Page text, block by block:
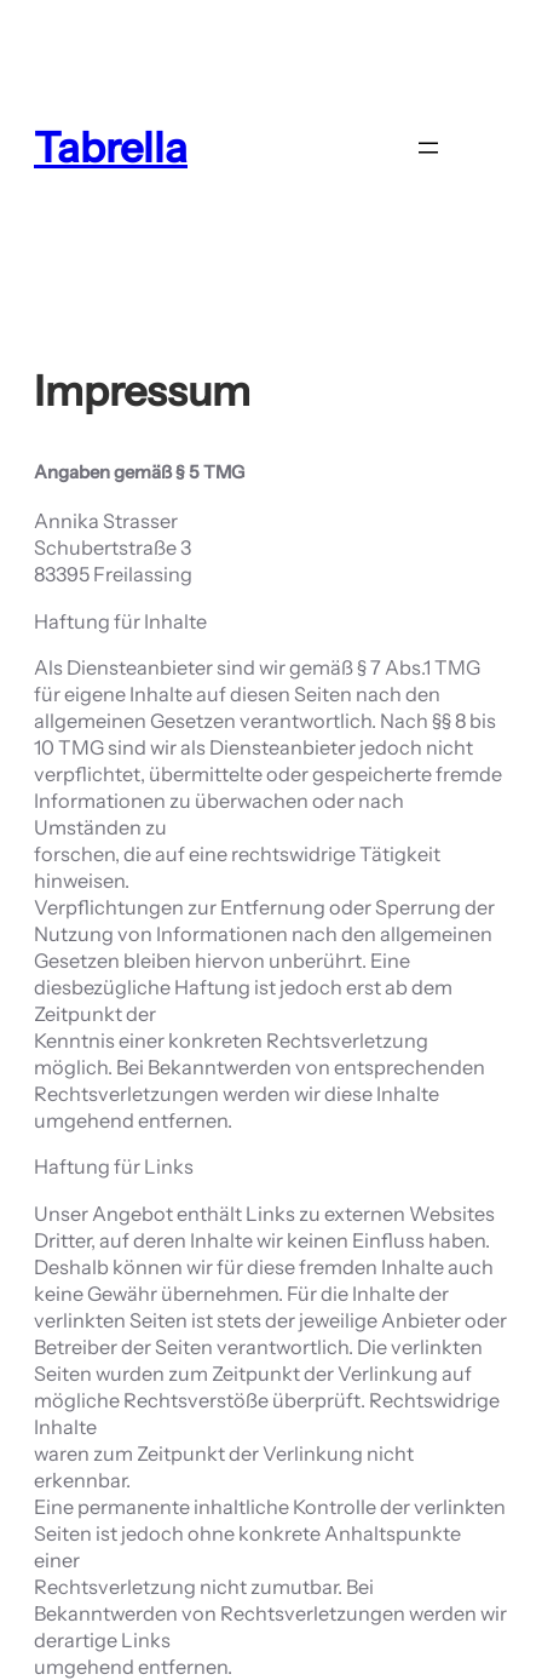
Tabrella
Impressum
Angaben gemäß § 5 TMG
Annika Strasser
Schubertstraße 3
83395 Freilassing
Haftung für Inhalte
Als Diensteanbieter sind wir gemäß § 7 Abs.1 TMG
für eigene Inhalte auf diesen Seiten nach den
allgemeinen Gesetzen verantwortlich. Nach §§ 8 bis
10 TMG sind wir als Diensteanbieter jedoch nicht
verpflichtet, übermittelte oder gespeicherte fremde
Informationen zu überwachen oder nach
Umständen zu
forschen, die auf eine rechtswidrige Tätigkeit
hinweisen.
Verpflichtungen zur Entfernung oder Sperrung der
Nutzung von Informationen nach den allgemeinen
Gesetzen bleiben hiervon unberührt. Eine
diesbezügliche Haftung ist jedoch erst ab dem
Zeitpunkt der
Kenntnis einer konkreten Rechtsverletzung
möglich. Bei Bekanntwerden von entsprechenden
Rechtsverletzungen werden wir diese Inhalte
umgehend entfernen.
Haftung für Links
Unser Angebot enthält Links zu externen Websites
Dritter, auf deren Inhalte wir keinen Einfluss haben.
Deshalb können wir für diese fremden Inhalte auch
keine Gewähr übernehmen. Für die Inhalte der
verlinkten Seiten ist stets der jeweilige Anbieter oder
Betreiber der Seiten verantwortlich. Die verlinkten
Seiten wurden zum Zeitpunkt der Verlinkung auf
mögliche Rechtsverstöße überprüft. Rechtswidrige
Inhalte
waren zum Zeitpunkt der Verlinkung nicht
erkennbar.
Eine permanente inhaltliche Kontrolle der verlinkten
Seiten ist jedoch ohne konkrete Anhaltspunkte
einer
Rechtsverletzung nicht zumutbar. Bei
Bekanntwerden von Rechtsverletzungen werden wir
derartige Links
umgehend entfernen.